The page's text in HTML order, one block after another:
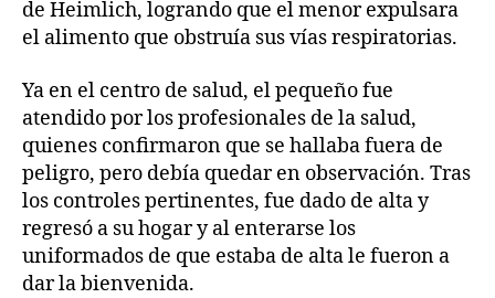
de Heimlich, logrando que el menor expulsara
el alimento que obstruía sus vías respiratorias.
Ya en el centro de salud, el pequeño fue
atendido por los profesionales de la salud,
quienes confirmaron que se hallaba fuera de
peligro, pero debía quedar en observación. Tras
los controles pertinentes, fue dado de alta y
regresó a su hogar y al enterarse los
uniformados de que estaba de alta le fueron a
dar la bienvenida.